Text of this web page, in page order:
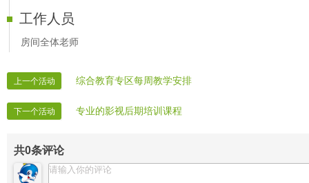
工作人员
房间全体老师
上一个活动 综合教育专区每周教学安排
下一个活动 专业的影视后期培训课程
共0条评论